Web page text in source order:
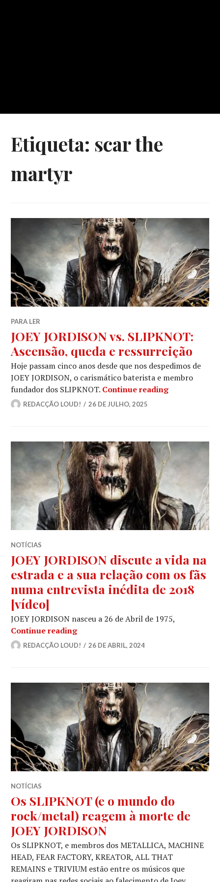
Etiqueta: scar the
martyr
PARA LER
JOEY JORDISON vs. SLIPKNOT:
Ascensão, queda e ressurreição
Hoje passam cinco anos desde que nos despedimos de
JOEY JORDISON, o carismático baterista e membro
fundador dos SLIPKNOT. Continue readingJOEY
REDACÇÃO LOUD! 26 DE JULHO, 2025
NOTÍCIAS
JOEY JORDISON discute a vida na
estrada e a sua relação com os fãs
numa entrevista inédita de 2018
[vídeo]
JOEY JORDISON nasceu a 26 de Abril de 1975,
Continue readingJOEY JORDISON discute a vida na
REDACÇÃO LOUD! 26 DE ABRIL, 2024
NOTÍCIAS
Os SLIPKNOT (e o mundo do
rock/metal) reagem à morte de
JOEY JORDISON
Os SLIPKNOT, e membros dos METALLICA, MACHINE
HEAD, FEAR FACTORY, KREATOR, ALL THAT
REMAINS e TRIVIUM estão entre os músicos que